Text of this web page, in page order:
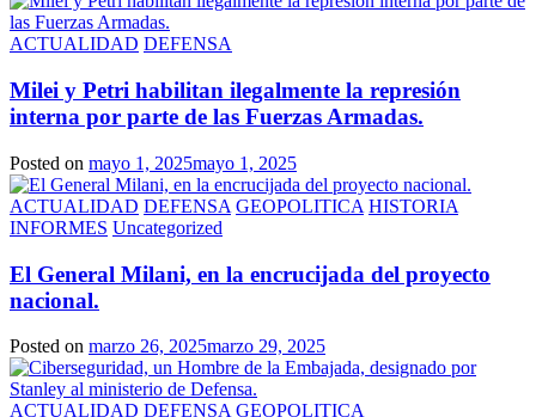
ACTUALIDAD DEFENSA
Milei y Petri habilitan ilegalmente la represión
interna por parte de las Fuerzas Armadas.
Posted on mayo 1, 2025mayo 1, 2025
ACTUALIDAD DEFENSA GEOPOLITICA HISTORIA
INFORMES Uncategorized
El General Milani, en la encrucijada del proyecto
nacional.
Posted on marzo 26, 2025marzo 29, 2025
ACTUALIDAD DEFENSA GEOPOLITICA